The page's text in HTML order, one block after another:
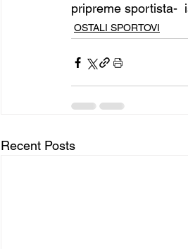
pripreme sportista-
OSTALI SPORTOVI
Recent Posts